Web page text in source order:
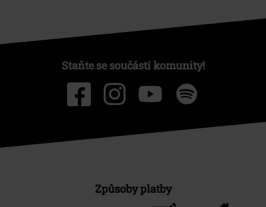
Staňte se součástí komunity!
Způsoby platby